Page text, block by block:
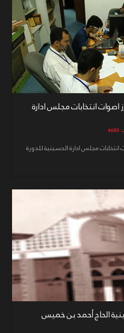
اصوات انتخابات مجلس ادارة
مجلس ادارة الحسينية للدورة
الحاج أحمد بن خميس